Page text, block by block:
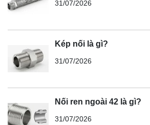
31/07/2026
Kép nối là gì?
31/07/2026
Nối ren ngoài 42 là gì?
31/07/2026